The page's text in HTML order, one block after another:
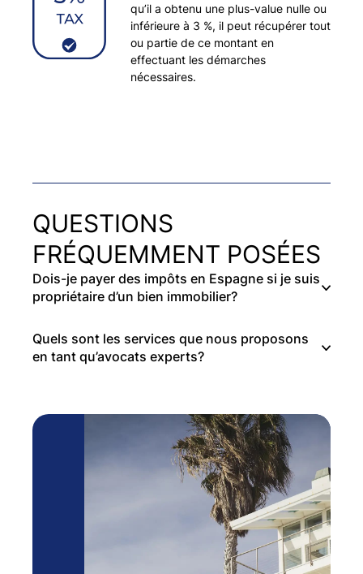
qu’il a obtenu une plus-value nulle ou
inférieure à 3 %, il peut récupérer tout
ou partie de ce montant en
effectuant les démarches
nécessaires.
QUESTIONS
FRÉQUEMMENT POSÉES
Dois-je payer des impôts en Espagne si je suis
propriétaire d’un bien immobilier?
Quels sont les services que nous proposons
en tant qu’avocats experts?